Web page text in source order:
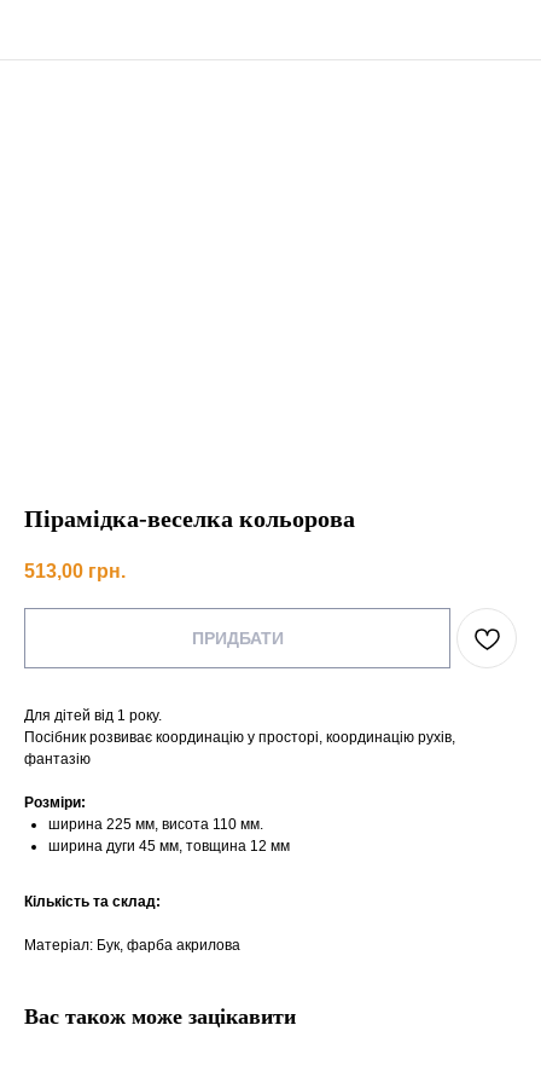
Пірамідка-веселка кольорова
513,00 грн.
ПРИДБАТИ
Для дітей від 1 року.
Посібник розвиває координацію у просторі, координацію рухів,
фантазію
Розміри:
ширина 225 мм, висота 110 мм.
ширина дуги 45 мм, товщина 12 мм
Кількість та склад:
Матеріал: Бук, фарба акрилова
Вас також може зацікавити